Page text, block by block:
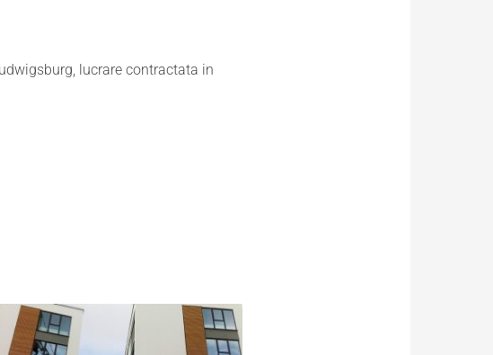
lucrare contractata in